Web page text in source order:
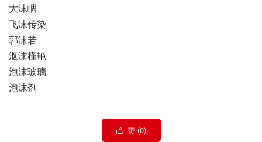
大沫崓
飞沫传染
郭沫若
沤沫槿艳
泡沫玻璃
泡沫剂
 赞 (0)